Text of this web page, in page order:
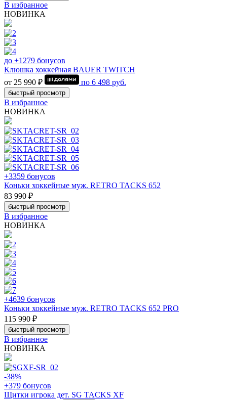
В избранное
НОВИНКА
до +1279 бонусов
Клюшка хоккейная BAUER TWITCH
от 25 990 ₽
по 6 498 руб.
быстрый просмотр
В избранное
НОВИНКА
+3359 бонусов
Коньки хоккейные муж. RETRO TACKS 652
83 990 ₽
быстрый просмотр
В избранное
НОВИНКА
+4639 бонусов
Коньки хоккейные муж. RETRO TACKS 652 PRO
115 990 ₽
быстрый просмотр
В избранное
НОВИНКА
-38%
+379 бонусов
Щитки игрока дет. SG TACKS XF